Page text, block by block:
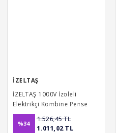
İZELTAŞ
İZELTAŞ 1000V İzoleli
Elektrikçi Kombine Pense
160 mm VDE
%34
1.526,45 TL
1.011,02 TL